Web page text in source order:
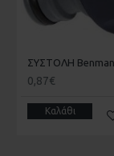
0,87€
Καλάθι